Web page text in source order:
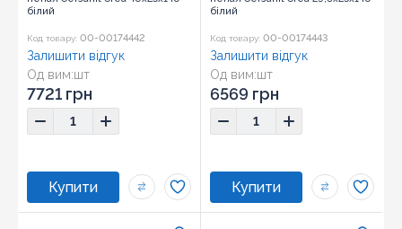
білий
Код товару: 00-00174442
Од вим:шт
Залишити відгук
7721 грн
білий
Код товару: 00-00174443
Од вим:шт
Залишити відгук
6569 грн